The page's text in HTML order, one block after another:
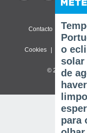
Contacto Sobre
Cookies Política
© 2026
o
solar
de
para